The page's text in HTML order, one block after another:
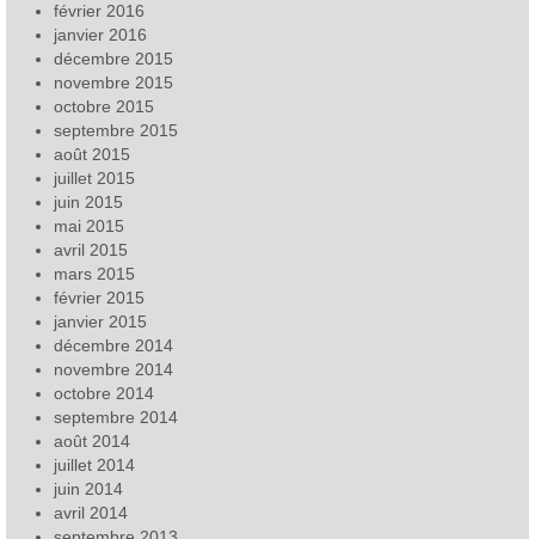
février 2016
janvier 2016
décembre 2015
novembre 2015
octobre 2015
septembre 2015
août 2015
juillet 2015
juin 2015
mai 2015
avril 2015
mars 2015
février 2015
janvier 2015
décembre 2014
novembre 2014
octobre 2014
septembre 2014
août 2014
juillet 2014
juin 2014
avril 2014